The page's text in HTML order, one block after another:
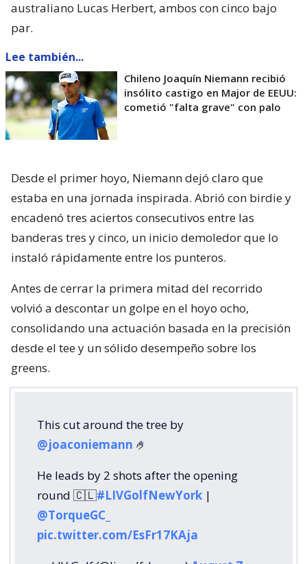
australiano Lucas Herbert, ambos con cinco bajo
par.
Lee también...
Chileno Joaquín Niemann recibió
insólito castigo en Major de EEUU:
cometió "falta grave" con palo
Desde el primer hoyo, Niemann dejó claro que
estaba en una jornada inspirada. Abrió con birdie y
encadenó tres aciertos consecutivos entre las
banderas tres y cinco, un inicio demoledor que lo
instaló rápidamente entre los punteros.
Antes de cerrar la primera mitad del recorrido
volvió a descontar un golpe en el hoyo ocho,
consolidando una actuación basada en la precisión
desde el tee y un sólido desempeño sobre los
greens.
This cut around the tree by
@joaconiemann 🤌
He leads by 2 shots after the opening
round 🇨🇱#LIVGolfNewYork |
@TorqueGC_
pic.twitter.com/EsFr17KAja